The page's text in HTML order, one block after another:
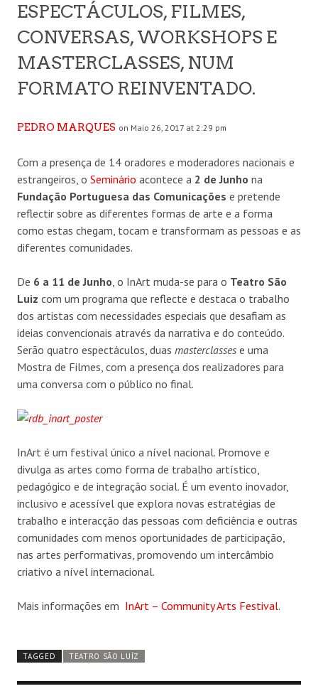
ESPECTÁCULOS, FILMES,
CONVERSAS, WORKSHOPS E
MASTERCLASSES, NUM
FORMATO REINVENTADO.
PEDRO MARQUES on Maio 26, 2017 at 2:29 pm
Com a presença de 14 oradores e moderadores nacionais e
estrangeiros, o Seminário acontece a 2 de Junho na
Fundação Portuguesa das Comunicações e pretende
reflectir sobre as diferentes formas de arte e a forma
como estas chegam, tocam e transformam as pessoas e as
diferentes comunidades.
De 6 a 11 de Junho, o InArt muda-se para o Teatro São
Luiz com um programa que reflecte e destaca o trabalho
dos artistas com necessidades especiais que desafiam as
ideias convencionais através da narrativa e do conteúdo.
Serão quatro espectáculos, duas masterclasses e uma
Mostra de Filmes, com a presença dos realizadores para
uma conversa com o público no final.
InArt é um festival único a nível nacional. Promove e
divulga as artes como forma de trabalho artístico,
pedagógico e de integração social. É um evento inovador,
inclusivo e acessível que explora novas estratégias de
trabalho e interacção das pessoas com deficiência e outras
comunidades com menos oportunidades de participação,
nas artes performativas, promovendo um intercâmbio
criativo a nível internacional.
Mais informações em InArt – Community Arts Festival.
TAGGED TEATRO SÃO LUÍZ